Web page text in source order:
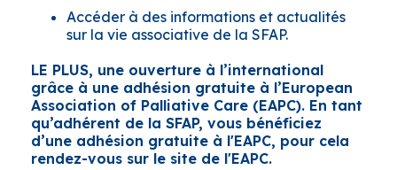
Accéder à des informations et actualités
sur la vie associative de la SFAP.
LE PLUS, une ouverture à l’international
grâce à une adhésion gratuite à l’European
Association of Palliative Care (EAPC). En tant
qu’adhérent de la SFAP, vous bénéficiez
d’une adhésion gratuite à l'EAPC, pour cela
rendez-vous sur le site de l'EAPC.